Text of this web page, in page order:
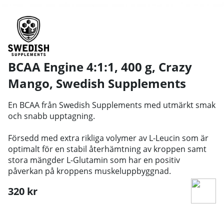
BCAA Engine 4:1:1, 400 g, Crazy
Mango, Swedish Supplements
En BCAA från Swedish Supplements med utmärkt smak
och snabb upptagning.
Försedd med extra rikliga volymer av L-Leucin som är
optimalt för en stabil återhämtning av kroppen samt
stora mängder L-Glutamin som har en positiv
påverkan på kroppens muskeluppbyggnad.
320 kr